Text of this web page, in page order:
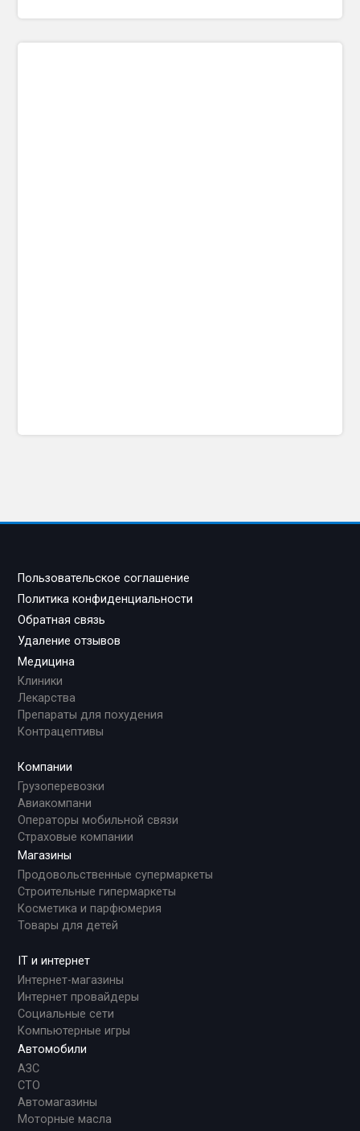
Пользовательское соглашение
Политика конфиденциальности
Обратная связь
Удаление отзывов
Медицина
Клиники
Лекарства
Препараты для похудения
Контрацептивы
Компании
Грузоперевозки
Авиакомпани
Операторы мобильной связи
Страховые компании
Магазины
Продовольственные супермаркеты
Строительные гипермаркеты
Косметика и парфюмерия
Товары для детей
IT и интернет
Интернет-магазины
Интернет провайдеры
Социальные сети
Компьютерные игры
Автомобили
АЗС
СТО
Автомагазины
Моторные масла